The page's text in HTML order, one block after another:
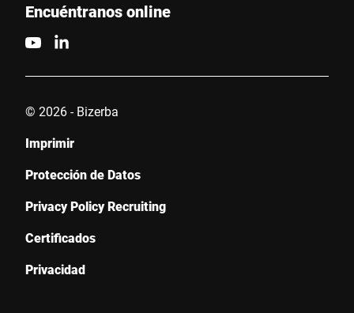
Encuéntranos online
© 2026 - Bizerba
Imprimir
Protección de Datos
Privacy Policy Recruiting
Certificados
Privacidad